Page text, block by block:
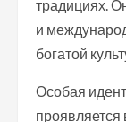
традициях.
и
богатой
Особая
проявляется